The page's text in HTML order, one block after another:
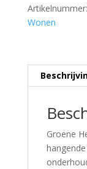
Artikelnummer:
Wonen
Groene